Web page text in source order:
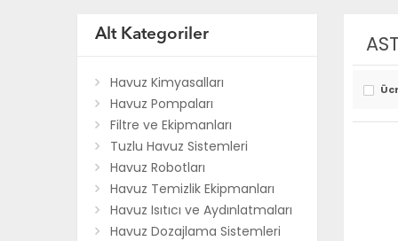
Alt Kategoriler
Havuz Kimyasalları
Havuz Pompaları
Filtre ve Ekipmanları
Tuzlu Havuz Sistemleri
Havuz Robotları
Havuz Temizlik Ekipmanları
Havuz Isıtıcı ve Aydınlatmaları
Havuz Dozajlama Sistemleri